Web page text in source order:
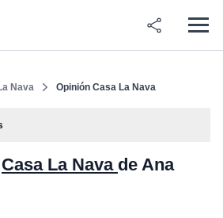
Nava Opinión Casa La Nava
Casa La Nava de Ana